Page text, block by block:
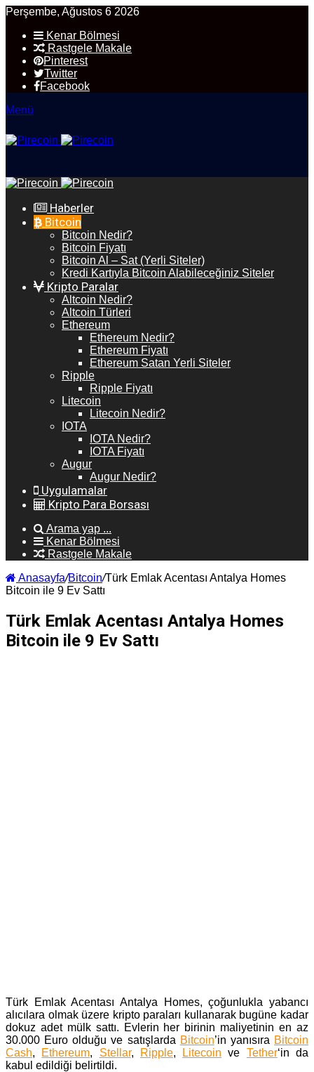
Perşembe, Ağustos 6 2026
Kenar Bölmesi
Rastgele Makale
Pinterest
Twitter
Facebook
Menü
Haberler
Bitcoin
Bitcoin Nedir?
Bitcoin Fiyatı
Bitcoin Al – Sat (Yerli Siteler)
Kredi Kartıyla Bitcoin Alabileceğiniz Siteler
Kripto Paralar
Altcoin Nedir?
Altcoin Türleri
Ethereum
Ethereum Nedir?
Ethereum Fiyatı
Ethereum Satan Yerli Siteler
Ripple
Ripple Fiyatı
Litecoin
Litecoin Nedir?
IOTA
IOTA Nedir?
IOTA Fiyatı
Augur
Augur Nedir?
Uygulamalar
Kripto Para Borsası
Arama yap ...
Kenar Bölmesi
Rastgele Makale
Anasayfa/Bitcoin/Türk Emlak Acentası Antalya Homes
Bitcoin ile 9 Ev Sattı
Türk Emlak Acentası Antalya Homes
Bitcoin ile 9 Ev Sattı
Türk Emlak Acentası Antalya Homes, çoğunlukla yabancı
alıcılara olmak üzere kripto paraları kullanarak bugüne kadar
dokuz adet mülk sattı. Evlerin her birinin maliyetinin en az
30.000 Euro olduğu ve satışlarda Bitcoin’in yanısıra Bitcoin
Cash, Ethereum, Stellar, Ripple, Litecoin ve Tether‘in da
kabul edildiği belirtildi.